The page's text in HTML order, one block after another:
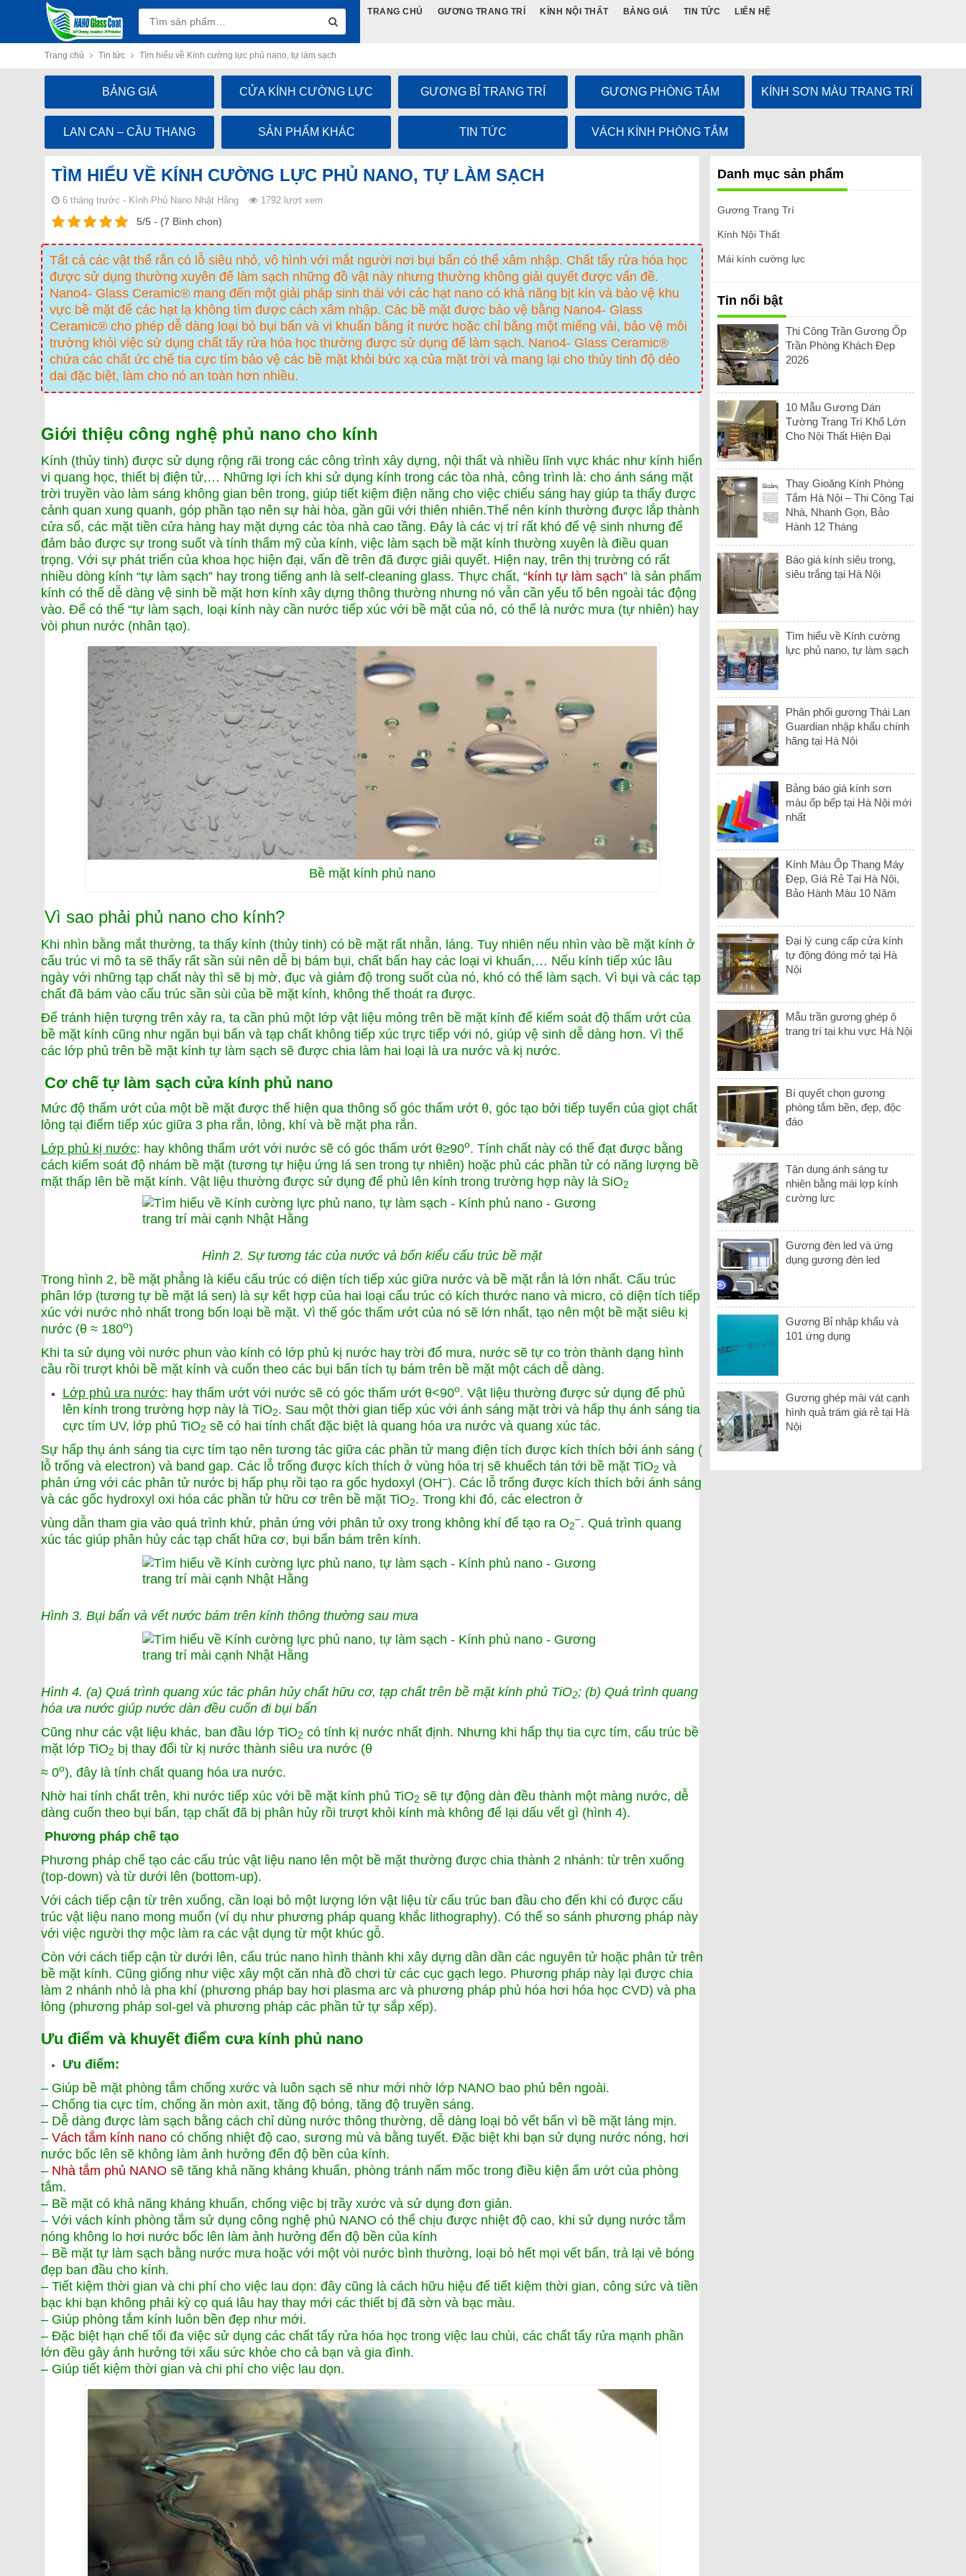
kiếm:
TRANG CHỦ GƯƠNG TRANG TRÍ KÍNH NỘI THẤT BẢNG GIÁ TIN TỨC LIÊN HỆ
Trang chủ Tin tức Tìm hiểu về Kính cường lực phủ nano, tự làm sạch
BẢNG GIÁ CỬA KÍNH CƯỜNG LỰC GƯƠNG BỈ TRANG TRÍ GƯƠNG PHÒNG TẮM KÍNH SƠN MÀU TRANG TRÍ
LAN CAN – CẦU THANG SẢN PHẨM KHÁC TIN TỨC VÁCH KÍNH PHÒNG TẮM
TÌM HIỂU VỀ KÍNH CƯỜNG LỰC PHỦ NANO, TỰ LÀM SẠCH
6 tháng trước - Kính Phủ Nano Nhật Hằng 1792 lượt xem
5/5 - (7 Bình chọn)
Tất cả các vật thể rắn có lỗ siêu nhỏ, vô hình với mắt người nơi bụi bẩn có thể xâm nhập. Chất tẩy rửa hóa học
được sử dụng thường xuyên để làm sạch những đồ vật này nhưng thường không giải quyết được vấn đề.
Nano4- Glass Ceramic® mang đến một giải pháp sinh thái với các hạt nano có khả năng bịt kín và bảo vệ khu
vực bề mặt để các hạt lạ không tìm được cách xâm nhập. Các bề mặt được bảo vệ bằng Nano4- Glass
Ceramic® cho phép dễ dàng loại bỏ bụi bẩn và vi khuẩn bằng ít nước hoặc chỉ bằng một miếng vải, bảo vệ môi
trường khỏi việc sử dụng chất tẩy rửa hóa học thường được sử dụng để làm sạch. Nano4- Glass Ceramic®
chứa các chất ức chế tia cực tím bảo vệ các bề mặt khỏi bức xạ của mặt trời và mang lại cho thủy tinh độ dẻo
dai đặc biệt, làm cho nó an toàn hơn nhiều.
Giới thiệu công nghệ phủ nano cho kính
Kính (thủy tinh) được sử dụng rộng rãi trong các công trình xây dựng, nội thất và nhiều lĩnh vực khác như kính hiển
vi quang học, thiết bị điện tử,… Những lợi ích khi sử dụng kính trong các tòa nhà, công trình là: cho ánh sáng mặt
trời truyền vào làm sáng không gian bên trong, giúp tiết kiệm điện năng cho việc chiếu sáng hay giúp ta thấy được
cảnh quan xung quanh, góp phần tạo nên sự hài hòa, gần gũi với thiên nhiên.Thế nên kính thường được lắp thành
cửa sổ, các mặt tiền cửa hàng hay mặt dựng các tòa nhà cao tầng. Đây là các vị trí rất khó để vệ sinh nhưng để
đảm bảo được sự trong suốt và tính thẩm mỹ của kính, việc làm sạch bề mặt kính thường xuyên là điều quan
trọng. Với sự phát triển của khoa học hiện đại, vấn đề trên đã được giải quyết. Hiện nay, trên thị trường có rất
nhiều dòng kính “tự làm sạch” hay trong tiếng anh là self-cleaning glass. Thực chất, “kính tự làm sạch” là sản phẩm
kính có thể dễ dàng vệ sinh bề mặt hơn kính xây dựng thông thường nhưng nó vẫn cần yếu tố bên ngoài tác động
vào. Để có thể “tự làm sạch, loại kính này cần nước tiếp xúc với bề mặt của nó, có thể là nước mưa (tự nhiên) hay
vòi phun nước (nhân tạo).
Bề mặt kính phủ nano
Vì sao phải phủ nano cho kính?
Khi nhìn bằng mắt thường, ta thấy kính (thủy tinh) có bề mặt rất nhẵn, láng. Tuy nhiên nếu nhìn vào bề mặt kính ở
cấu trúc vi mô ta sẽ thấy rất sần sùi nên dễ bị bám bụi, chất bẩn hay các loại vi khuẩn,… Nếu kính tiếp xúc lâu
ngày với những tạp chất này thì sẽ bị mờ, đục và giảm độ trong suốt của nó, khó có thể làm sạch. Vì bụi và các tạp
chất đã bám vào cấu trúc sần sùi của bề mặt kính, không thể thoát ra được.
Để tránh hiện tượng trên xảy ra, ta cần phủ một lớp vật liệu mỏng trên bề mặt kính để kiểm soát độ thấm ướt của
bề mặt kính cũng như ngăn bụi bẩn và tạp chất không tiếp xúc trực tiếp với nó, giúp vệ sinh dễ dàng hơn. Vì thế
các lớp phủ trên bề mặt kính tự làm sạch sẽ được chia làm hai loại là ưa nước và kị nước.
Cơ chế tự làm sạch cửa kính phủ nano
Mức độ thấm ướt của một bề mặt được thể hiện qua thông số góc thấm ướt θ, góc tạo bởi tiếp tuyến của giọt chất
lỏng tại điểm tiếp xúc giữa 3 pha rắn, lỏng, khí và bề mặt pha rắn.
Lớp phủ kị nước: hay không thấm ướt với nước sẽ có góc thấm ướt θ≥90o. Tính chất này có thể đạt được bằng
cách kiểm soát độ nhám bề mặt (tương tự hiệu ứng lá sen trong tự nhiên) hoặc phủ các phần tử có năng lượng bề
mặt thấp lên bề mặt kính. Vật liệu thường được sử dụng để phủ lên kính trong trường hợp này là SiO2
Hình 2. Sự tương tác của nước và bốn kiểu cấu trúc bề mặt
Trong hình 2, bề mặt phẳng là kiểu cấu trúc có diện tích tiếp xúc giữa nước và bề mặt rắn là lớn nhất. Cấu trúc
phân lớp (tương tự bề mặt lá sen) là sự kết hợp của hai loại cấu trúc có kích thước nano và micro, có diện tích tiếp
xúc với nước nhỏ nhất trong bốn loại bề mặt. Vì thế góc thấm ướt của nó sẽ lớn nhất, tạo nên một bề mặt siêu kị
nước (θ ≈ 180o)
Khi ta sử dụng vòi nước phun vào kính có lớp phủ kị nước hay trời đổ mưa, nước sẽ tự co tròn thành dạng hình
cầu rồi trượt khỏi bề mặt kính và cuốn theo các bụi bẩn tích tụ bám trên bề mặt một cách dễ dàng.
Lớp phủ ưa nước: hay thấm ướt với nước sẽ có góc thấm ướt θ<90o. Vật liệu thường được sử dụng để phủ
lên kính trong trường hợp này là TiO2. Sau một thời gian tiếp xúc với ánh sáng mặt trời và hấp thụ ánh sáng tia
cực tím UV, lớp phủ TiO2 sẽ có hai tính chất đặc biệt là quang hóa ưa nước và quang xúc tác.
Sự hấp thụ ánh sáng tia cực tím tạo nên tương tác giữa các phần tử mang điện tích được kích thích bởi ánh sáng (
lỗ trống và electron) và band gap. Các lỗ trống được kích thích ở vùng hóa trị sẽ khuếch tán tới bề mặt TiO2 và
phản ứng với các phân tử nước bị hấp phụ rồi tạo ra gốc hydoxyl (OH–). Các lỗ trống được kích thích bởi ánh sáng
và các gốc hydroxyl oxi hóa các phần tử hữu cơ trên bề mặt TiO2. Trong khi đó, các electron ở
vùng dẫn tham gia vào quá trình khử, phản ứng với phân tử oxy trong không khí để tạo ra O2
–. Quá trình quang
xúc tác giúp phân hủy các tạp chất hữa cơ, bụi bẩn bám trên kính.
Hình 3. Bụi bẩn và vết nước bám trên kính thông thường sau mưa
Hình 4. (a) Quá trình quang xúc tác phân hủy chất hữu cơ, tạp chất trên bề mặt kính phủ TiO2; (b) Quá trình quang
hóa ưa nước giúp nước dàn đều cuốn đi bụi bẩn
Cũng như các vật liệu khác, ban đầu lớp TiO2 có tính kị nước nhất định. Nhưng khi hấp thụ tia cực tím, cấu trúc bề
mặt lớp TiO2 bị thay đổi từ kị nước thành siêu ưa nước (θ
≈ 0o), đây là tính chất quang hóa ưa nước.
Nhờ hai tính chất trên, khi nước tiếp xúc với bề mặt kính phủ TiO2 sẽ tự động dàn đều thành một màng nước, dễ
dàng cuốn theo bụi bẩn, tạp chất đã bị phân hủy rồi trượt khỏi kính mà không để lại dấu vết gì (hình 4).
Phương pháp chế tạo
Phương pháp chế tạo các cấu trúc vật liệu nano lên một bề mặt thường được chia thành 2 nhánh: từ trên xuống
(top-down) và từ dưới lên (bottom-up).
Với cách tiếp cận từ trên xuống, cần loại bỏ một lượng lớn vật liệu từ cấu trúc ban đầu cho đến khi có được cấu
trúc vật liệu nano mong muốn (ví dụ như phương pháp quang khắc lithography). Có thể so sánh phương pháp này
với việc người thợ mộc làm ra các vật dụng từ một khúc gỗ.
Còn với cách tiếp cận từ dưới lên, cấu trúc nano hình thành khi xây dựng dần dần các nguyên tử hoặc phân tử trên
bề mặt kính. Cũng giống như việc xây một căn nhà đồ chơi từ các cục gạch lego. Phương pháp này lại được chia
làm 2 nhánh nhỏ là pha khí (phương pháp bay hơi plasma arc và phương pháp phủ hóa hơi hóa học CVD) và pha
lỏng (phương pháp sol-gel và phương pháp các phần tử tự sắp xếp).
Ưu điểm và khuyết điểm cưa kính phủ nano
Ưu điểm:
– Giúp bề mặt phòng tắm chống xước và luôn sạch sẽ như mới nhờ lớp NANO bao phủ bên ngoài.
– Chống tia cực tím, chống ăn mòn axit, tăng độ bóng, tăng độ truyền sáng.
– Dễ dàng được làm sạch bằng cách chỉ dùng nước thông thường, dễ dàng loại bỏ vết bẩn vì bề mặt láng mịn.
– Vách tắm kính nano có chống nhiệt độ cao, sương mù và bằng tuyết. Đặc biệt khi bạn sử dụng nước nóng, hơi
nước bốc lên sẽ không làm ảnh hưởng đến độ bền của kính.
– Nhà tắm phủ NANO sẽ tăng khả năng kháng khuẩn, phòng tránh nấm mốc trong điều kiện ẩm ướt của phòng
tắm.
– Bề mặt có khả năng kháng khuẩn, chống việc bị trầy xước và sử dụng đơn giản.
– Với vách kính phòng tắm sử dụng công nghệ phủ NANO có thể chịu được nhiệt độ cao, khi sử dụng nước tắm
nóng không lo hơi nước bốc lên làm ảnh hưởng đến độ bền của kính
– Bề mặt tự làm sạch bằng nước mưa hoặc với một vòi nước bình thường, loại bỏ hết mọi vết bẩn, trả lại vẻ bóng
đẹp ban đầu cho kính.
– Tiết kiệm thời gian và chi phí cho việc lau dọn: đây cũng là cách hữu hiệu để tiết kiệm thời gian, công sức và tiền
bạc khi bạn không phải kỳ cọ quá lâu hay thay mới các thiết bị đã sờn và bạc màu.
– Giúp phòng tắm kính luôn bền đẹp như mới.
– Đặc biệt hạn chế tối đa việc sử dụng các chất tẩy rửa hóa học trong việc lau chùi, các chất tẩy rửa mạnh phần
lớn đều gây ảnh hưởng tới xấu sức khỏe cho cả bạn và gia đình.
– Giúp tiết kiệm thời gian và chi phí cho việc lau dọn.
Danh mục sản phẩm
Gương Trang Trí
Kính Nội Thất
Mái kính cường lực
Tin nổi bật
Thi Công Trần Gương Ốp
Trần Phòng Khách Đẹp
2026
10 Mẫu Gương Dán
Tường Trang Trí Khổ Lớn
Cho Nội Thất Hiện Đại
Thay Gioăng Kính Phòng
Tắm Hà Nội – Thi Công Tại
Nhà, Nhanh Gọn, Bảo
Hành 12 Tháng
Báo giá kính siêu trong,
siêu trắng tại Hà Nội
Tìm hiểu về Kính cường
lực phủ nano, tự làm sạch
Phân phối gương Thái Lan
Guardian nhập khẩu chính
hãng tại Hà Nội
Bảng báo giá kính sơn
màu ốp bếp tại Hà Nội mới
nhất
Kính Màu Ốp Thang Máy
Đẹp, Giá Rẻ Tại Hà Nội,
Bảo Hành Màu 10 Năm
Đại lý cung cấp cửa kính
tự động đóng mở tại Hà
Nội
Mẫu trần gương ghép ô
trang trí tại khu vực Hà Nội
Bí quyết chọn gương
phòng tắm bền, đẹp, độc
đáo
Tận dụng ánh sáng tự
nhiên bằng mái lợp kính
cường lực
Gương đèn led và ứng
dụng gương đèn led
Gương Bỉ nhập khẩu và
101 ứng dụng
Gương ghép mài vát cạnh
hình quả trám giá rẻ tại Hà
Nội